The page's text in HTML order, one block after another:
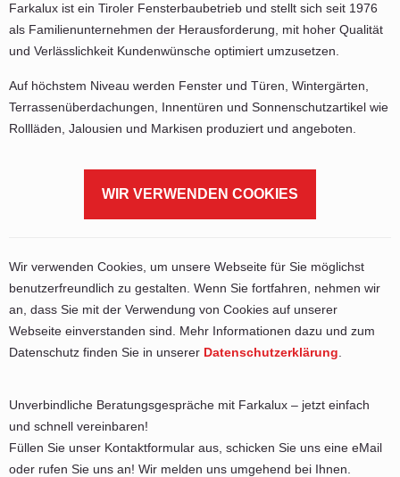
Farkalux ist ein Tiroler Fensterbaubetrieb und stellt sich seit 1976
als Familienunternehmen der Herausforderung, mit hoher Qualität
und Verlässlichkeit Kundenwünsche optimiert umzusetzen.
Auf höchstem Niveau werden Fenster und Türen, Wintergärten,
Terrassenüberdachungen, Innentüren und Sonnenschutzartikel wie
Rollläden, Jalousien und Markisen produziert und angeboten.
WIR VERWENDEN COOKIES
Wir verwenden Cookies, um unsere Webseite für Sie möglichst
benutzerfreundlich zu gestalten. Wenn Sie fortfahren, nehmen wir
an, dass Sie mit der Verwendung von Cookies auf unserer
Webseite einverstanden sind. Mehr Informationen dazu und zum
Datenschutz finden Sie in unserer Datenschutzerklärung
Unverbindliche Beratungsgespräche mit Farkalux – jetzt einfach
und schnell vereinbaren!
Füllen Sie unser Kontaktformular aus, schicken Sie uns eine eMail
oder rufen Sie uns an! Wir melden uns umgehend bei Ihnen.